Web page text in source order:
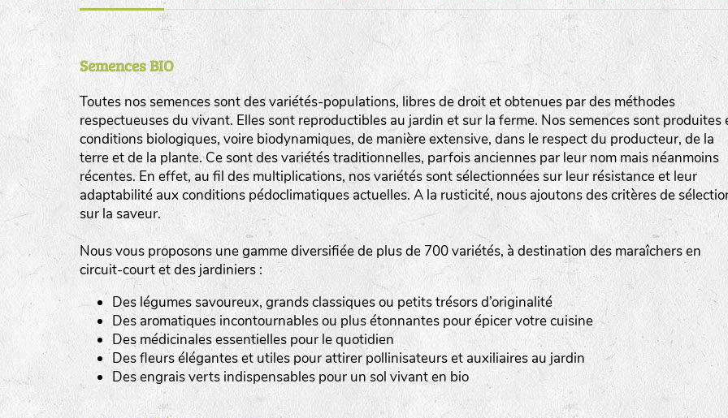
Semences BIO
Toutes nos semences sont des variétés-populations, libres de droit et obtenues par des méthodes
respectueuses du vivant. Elles sont reproductibles au jardin et sur la ferme. Nos semences sont produites
conditions biologiques, voire biodynamiques, de manière extensive, dans le respect du producteur, de la
terre et de la plante. Ce sont des variétés traditionnelles, parfois anciennes par leur nom mais néanmoins
récentes. En effet, au fil des multiplications, nos variétés sont sélectionnées sur leur résistance et leur
adaptabilité aux conditions pédoclimatiques actuelles. A la rusticité, nous ajoutons des critères de
sur la saveur.
Nous vous proposons une gamme diversifiée de plus de 700 variétés, à destination des maraîchers en
circuit-court et des jardiniers :
Des légumes savoureux, grands classiques ou petits trésors d’originalité
Des aromatiques incontournables ou plus étonnantes pour épicer votre cuisine
Des médicinales essentielles pour le quotidien
Des fleurs élégantes et utiles pour attirer pollinisateurs et auxiliaires au jardin
Des engrais verts indispensables pour un sol vivant en bio
LA RÉFÉRENCE :F BEL20BPA1A (en haut à
F : Fleurs.
Les autres catégories étant :
E
: Engrais vert
L: Légumes
A: Aromatiques
BEL : Code de la variété
(Ici Belle de nuit)
20 : Année de récolte
(ici 2020)
haies
zone sauvage
mare
tas de compost
fleurs
animaux domestiques
animaux sauvages
biodiversité cultivée